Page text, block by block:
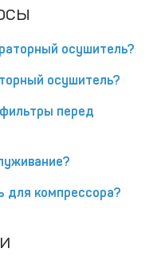
осушитель?
осушитель?
перед
для компрессора?